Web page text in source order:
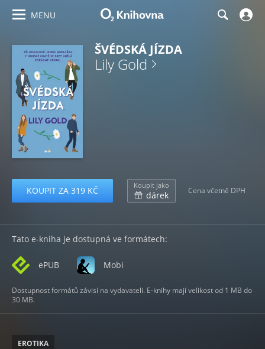
MENU
ŠVÉDSKÁ JÍZDA
Lily Gold
KOUPIT ZA 319 KČ Koupit jako
dárek Cena včetně DPH
Tato e-kniha je dostupná ve formátech:
ePUB Mobi
Dostupnost formátů závisí na vydavateli. E-knihy mají velikost od 1 MB do
30 MB.
EROTIKA